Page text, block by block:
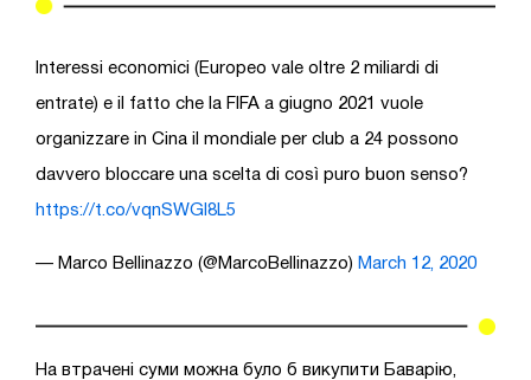
Interessi economici (Europeo vale oltre 2 miliardi di
entrate) e il fatto che la FIFA a giugno 2021 vuole
organizzare in Cina il mondiale per club a 24 possono
davvero bloccare una scelta di così puro buon senso?
https://t.co/vqnSWGI8L5
— Marco Bellinazzo (@MarcoBellinazzo) March 12, 2020
На втрачені суми можна було б викупити Баварію,